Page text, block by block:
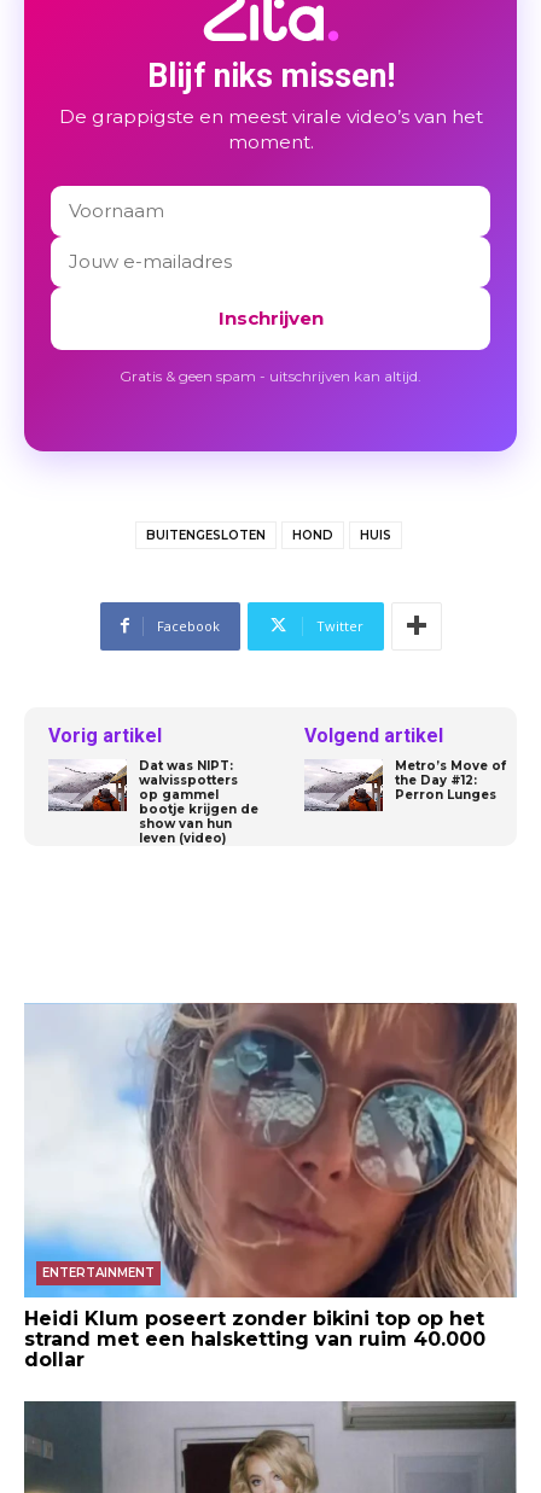
Blijf niks missen!
De grappigste en meest virale video’s van het
moment.
Inschrijven
Gratis & geen spam - uitschrijven kan altijd.
BUITENGESLOTEN HOND HUIS
Facebook Twitter
Vorig artikel
Dat was NIPT:
walvisspotters
op gammel
bootje krijgen de
show van hun
leven (video)
Volgend artikel
Metro’s Move of
the Day #12:
Perron Lunges
ENTERTAINMENT
Heidi Klum poseert zonder bikini top op het
strand met een halsketting van ruim 40.000
dollar